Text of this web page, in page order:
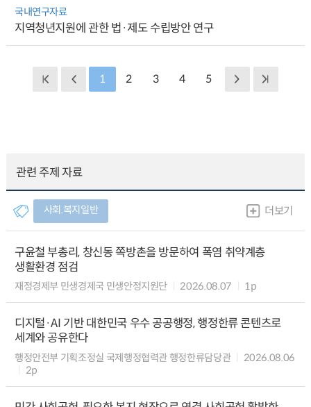
국내연구자료
지역청년지원에 관한 법·제도 수립방안 연구
1 2 3 4 5
관련 주제 자료
사회.복지일반 더보기
구윤철 부총리, 창신동 쪽방촌을 방문하여 폭염 취약계층
생활환경 점검
재정경제부 민생경제국 민생안정지원단 2026.08.07 1p
디지털·AI 기반 대한민국 우수 공공행정, 행정한류 콘텐츠로
세계와 공유한다
행정안전부 기획조정실 국제행정협력관 행정한류담당관
2026.08.06
2p